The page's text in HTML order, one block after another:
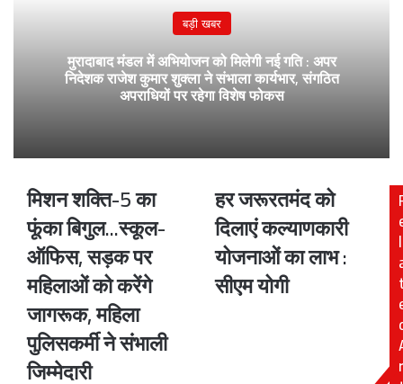
बड़ी खबर
मुरादाबाद मंडल में अभियोजन को मिलेगी नई गति : अपर
निदेशक राजेश कुमार शुक्ला ने संभाला कार्यभार, संगठित
अपराधियों पर रहेगा विशेष फोकस
मिशन
शक्ति-5
का
फूंका
बिगुल...स्कूल-
ऑफिस,
सड़क
महिलाओं
को
मिशन शक्ति-5 का
फूंका बिगुल...स्कूल-
ऑफिस, सड़क पर
महिलाओं को करेंगे
जागरूक, महिला
पुलिसकर्मी ने संभाली
जिम्मेदारी
हर
जरूरतमंद
को
दिलाएं
कल्याणकारी
योजनाओं
हर जरूरतमंद को
दिलाएं कल्याणकारी
योजनाओं का लाभ :
सीएम योगी
l
r